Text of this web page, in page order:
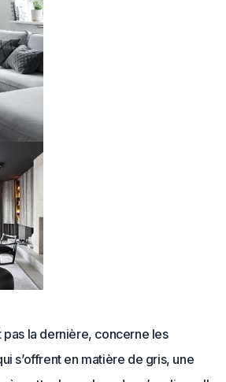
pas la dernière, concerne les
s’offrent en matière de gris, une